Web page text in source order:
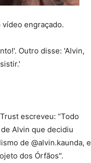
engraçado.
Outro disse: 'Alvin,
escreveu: “Todo
Alvin que decidiu
de @alvin.kaunda, e
dos Órfãos".